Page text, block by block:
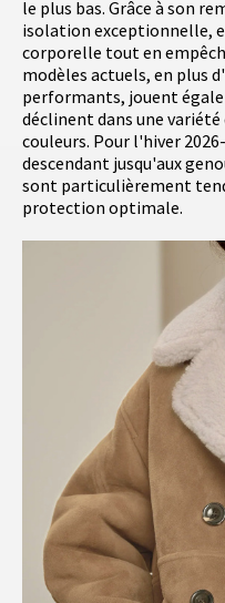
le plus bas. Grâce à son
isolation exceptionnelle,
corporelle tout en
modèles actuels, en plus
performants, jouent
déclinent dans une variété
couleurs. Pour l'hiver
descendant jusqu'aux
sont particulièrement
protection optimale.